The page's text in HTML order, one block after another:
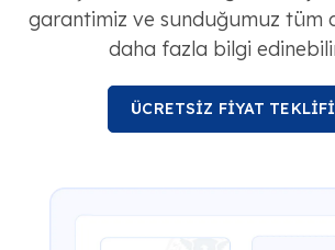
garantimiz ve sunduğumuz tüm
daha fazla bilgi
ÜCRETSİZ FİYAT